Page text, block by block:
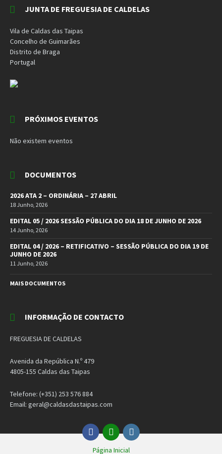
JUNTA DE FREGUESIA DE CALDELAS
Vila de Caldas das Taipas
Concelho de Guimarães
Distrito de Braga
Portugal
PRÓXIMOS EVENTOS
Não existem eventos
DOCUMENTOS
2026 ATA 2 – ORDINÁRIA – 27 ABRIL
18 Junho, 2026
EDITAL 05 / 2026 SESSÃO PÚBLICA DO DIA 18 DE JUNHO DE 2026
14 Junho, 2026
EDITAL 04 / 2026 – RETIFICATIVO – SESSÃO PÚBLICA DO DIA 19 DE
JUNHO DE 2026
11 Junho, 2026
MAIS DOCUMENTOS
INFORMAÇÃO DE CONTACTO
FREGUESIA DE CALDELAS
Avenida da República N.º 479
4805-155 Caldas das Taipas
Telefone: (+351) 253 576 884
Email: geral@caldasdastaipas.com
Facebook
EmailInstagram
Página Inicial